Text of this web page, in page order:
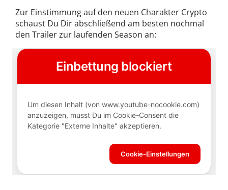
Zur Einstimmung auf den neuen Charakter Crypto
schaust Du Dir abschließend am besten nochmal
den Trailer zur laufenden Season an: